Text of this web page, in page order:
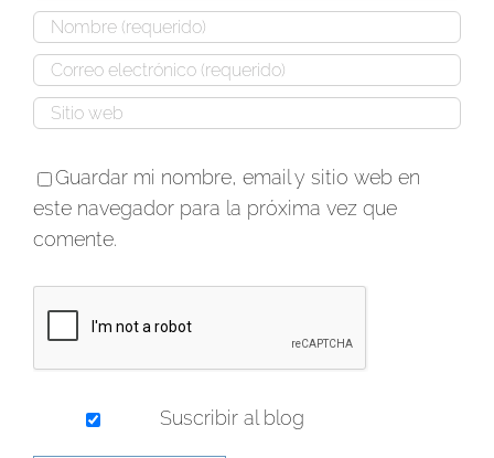
Guardar mi nombre, email y sitio web en
este navegador para la próxima vez que
comente.
Suscribir al blog